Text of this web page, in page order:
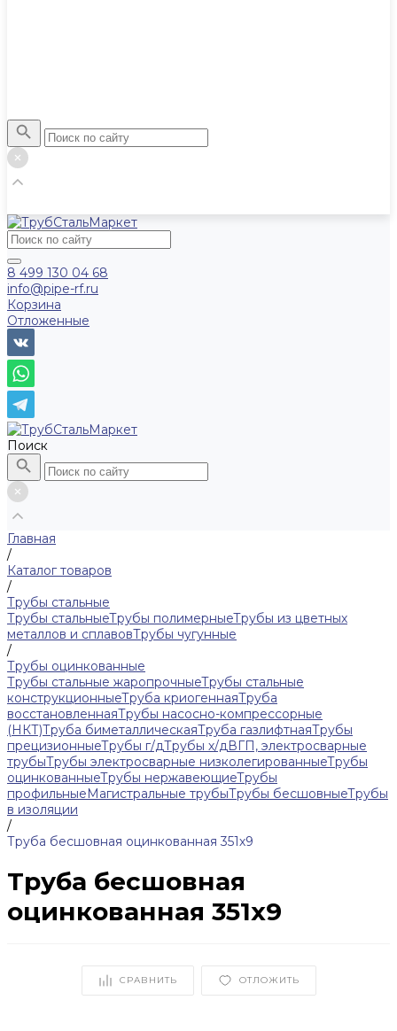
8 499 130 04 68
info@pipe-rf.ru
Корзина
Отложенные
Поиск
Главная
/
Каталог товаров
/
Трубы стальные
Трубы стальныеТрубы полимерныеТрубы из цветных
металлов и сплавовТрубы чугунные
/
Трубы оцинкованные
Трубы стальные жаропрочныеТрубы стальные
конструкционныеТруба криогеннаяТруба
восстановленнаяТрубы насосно-компрессорные
(НКТ)Труба биметаллическаяТруба газлифтнаяТрубы
прецизионныеТрубы г/дТрубы х/дВГП, электросварные
трубыТрубы электросварные низколегированныеТрубы
оцинкованныеТрубы нержавеющиеТрубы
профильныеМагистральные трубыТрубы бесшовныеТрубы
в изоляции
/
Труба бесшовная оцинкованная 351х9
Труба бесшовная
оцинкованная 351х9
СРАВНИТЬ ОТЛОЖИТЬ